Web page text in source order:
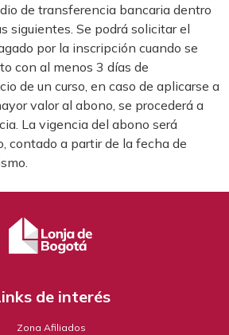
de transferencia bancaria dentro
siguientes. Se podrá solicitar el
por la inscripción cuando se
con al menos 3 días de
de un curso, en caso de aplicarse a
valor al abono, se procederá a
La vigencia del abono será
contado a partir de la fecha de
de interés
Zona Afiliados